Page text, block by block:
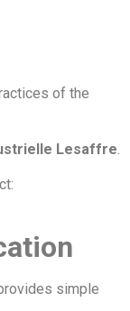
of the
Lesaffre.
simple